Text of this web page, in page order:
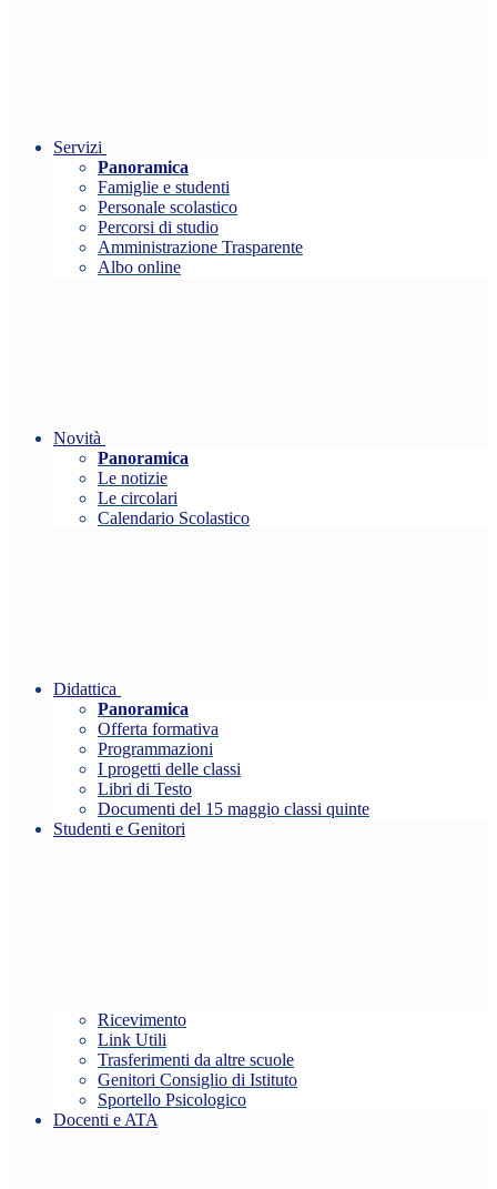
Servizi
Panoramica
Famiglie e studenti
Personale scolastico
Percorsi di studio
Amministrazione Trasparente
Albo online
Novità
Panoramica
Le notizie
Le circolari
Calendario Scolastico
Didattica
Panoramica
Offerta formativa
Programmazioni
I progetti delle classi
Libri di Testo
Documenti del 15 maggio classi quinte
Studenti e Genitori
Ricevimento
Link Utili
Trasferimenti da altre scuole
Genitori Consiglio di Istituto
Sportello Psicologico
Docenti e ATA